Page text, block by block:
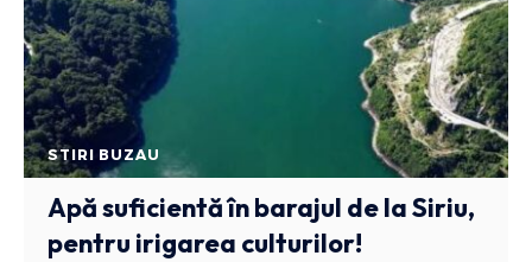
STIRI BUZAU
Apă suficientă în barajul de la Siriu,
pentru irigarea culturilor!